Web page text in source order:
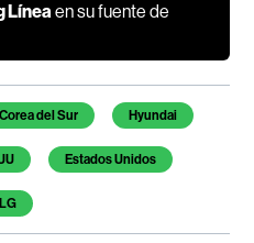
Líneaen su fuente de
Corea del Sur Hyundai
Estados Unidos
LG